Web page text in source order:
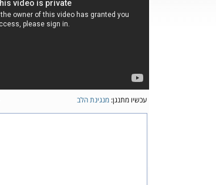
עכשיו מתנגן: מנגינת הלב